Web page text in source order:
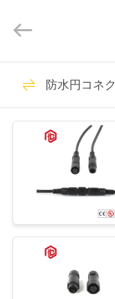
プ
ト
Copyright
2026
Electronic
All
防水
低電
ター
防水円コネ